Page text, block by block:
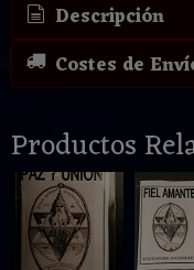
Descripción
Costes de
Productos